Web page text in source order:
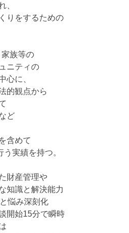
、
りをするための
族等の
ニティの
心に、
的観点から
ど
含めて
実績を持つ。
財産管理や
知識と解決能力
悩み深刻化
開始15分で瞬時